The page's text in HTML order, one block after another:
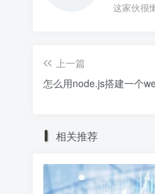
这家伙很
上一篇
怎么用node.js搭建一个
相关推荐